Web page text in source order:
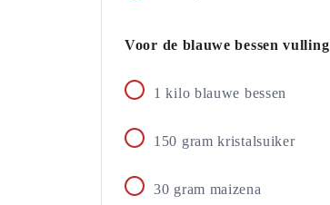
Voor de blauwe bessen vulling
1 kilo blauwe bessen
150 gram kristalsuiker
30 gram maizena